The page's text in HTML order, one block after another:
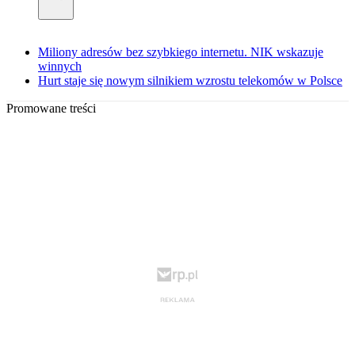
Miliony adresów bez szybkiego internetu. NIK wskazuje
winnych
Hurt staje się nowym silnikiem wzrostu telekomów w Polsce
Promowane treści